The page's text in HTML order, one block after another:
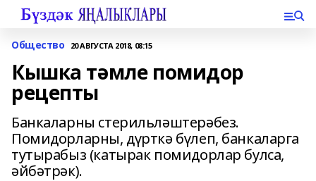
Общество 20 АВГУСТА 2018, 08:15
Кышка тәмле помидор
рецепты
Банкаларны стерильләштерәбез.
Помидорларны, дүрткә бүлеп, банкаларга
тутырабыз (катырак помидорлар булса,
әйбәтрәк).